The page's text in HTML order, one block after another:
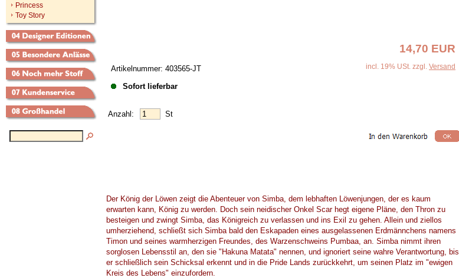
Princess
Toy Story
14,70 EUR
Artikelnummer: 403565-JT incl. 19% USt. zzgl. Versand
Sofort lieferbar
Anzahl: St
Der König der Löwen zeigt die Abenteuer von Simba, dem lebhaften Löwenjungen, der es kaum
erwarten kann, König zu werden. Doch sein neidischer Onkel Scar hegt eigene Pläne, den Thron zu
besteigen und zwingt Simba, das Königreich zu verlassen und ins Exil zu gehen. Allein und ziellos
umherziehend, schließt sich Simba bald den Eskapaden eines ausgelassenen Erdmännchens namens
Timon und seines warmherzigen Freundes, des Warzenschweins Pumbaa, an. Simba nimmt ihren
sorglosen Lebensstil an, den sie "Hakuna Matata" nennen, und ignoriert seine wahre Verantwortung, bis
er schließlich sein Schicksal erkennt und in die Pride Lands zurückkehrt, um seinen Platz im "ewigen
Kreis des Lebens" einzufordern.